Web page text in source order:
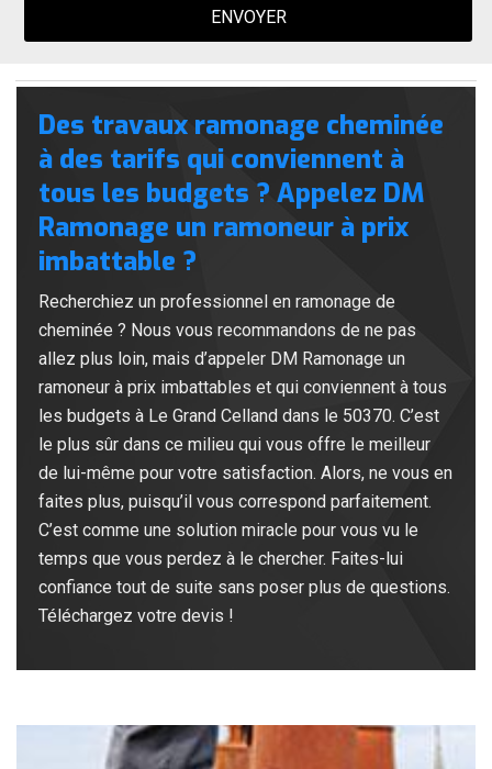
Des travaux ramonage cheminée
à des tarifs qui conviennent à
tous les budgets ? Appelez DM
Ramonage un ramoneur à prix
imbattable ?
Recherchiez un professionnel en ramonage de
cheminée ? Nous vous recommandons de ne pas
allez plus loin, mais d’appeler DM Ramonage un
ramoneur à prix imbattables et qui conviennent à tous
les budgets à Le Grand Celland dans le 50370. C’est
le plus sûr dans ce milieu qui vous offre le meilleur
de lui-même pour votre satisfaction. Alors, ne vous en
faites plus, puisqu’il vous correspond parfaitement.
C’est comme une solution miracle pour vous vu le
temps que vous perdez à le chercher. Faites-lui
confiance tout de suite sans poser plus de questions.
Téléchargez votre devis !